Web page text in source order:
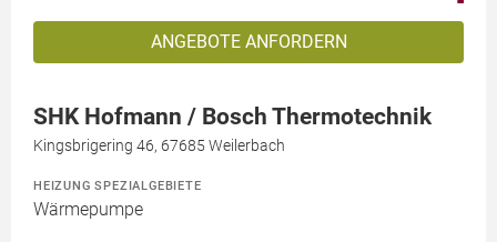
ANGEBOTE ANFORDERN
SHK Hofmann / Bosch Thermotechnik
Kingsbrigering 46, 67685 Weilerbach
HEIZUNG SPEZIALGEBIETE
Wärmepumpe